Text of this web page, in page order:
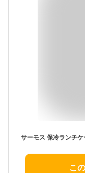
サーモス 保冷ランチ
こ